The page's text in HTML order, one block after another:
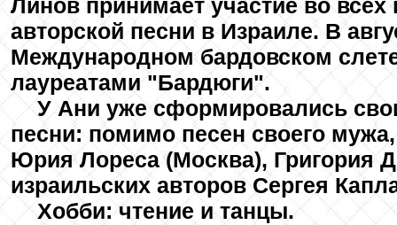
Линов принимает участие во
авторской песни в Израиле. В
Международном бардовском
лауреатами "Бардюги".
У Ани уже сформировались
песни: помимо песен своего
Юрия Лореса (Москва), Григория
израильских авторов Сергея
Хобби: чтение и танцы.